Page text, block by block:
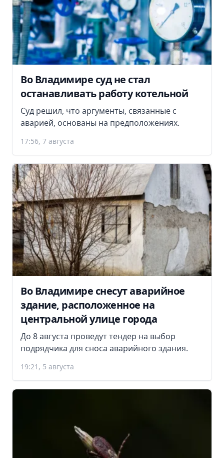
Во Владимире суд не стал
останавливать работу котельной
Суд решил, что аргументы, связанные с
аварией, основаны на предположениях.
17:56, 7 августа
Во Владимире снесут аварийное
здание, расположенное на
центральной улице города
До 8 августа проведут тендер на выбор
подрядчика для сноса аварийного здания.
19:21, 5 августа